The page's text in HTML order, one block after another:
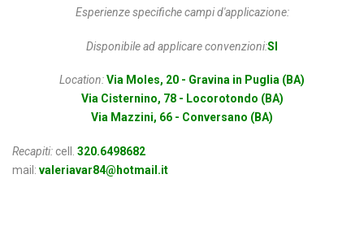
Esperienze specifiche campi d'applicazione:
Disponibile ad applicare convenzioni:SI
Location:Via Moles, 20 - Gravina in Puglia (BA)
Via Cisternino, 78 - Locorotondo (BA)
Via Mazzini, 66 - Conversano (BA)
Recapiti: cell. 320.6498682
mail: valeriavar84@hotmail.it